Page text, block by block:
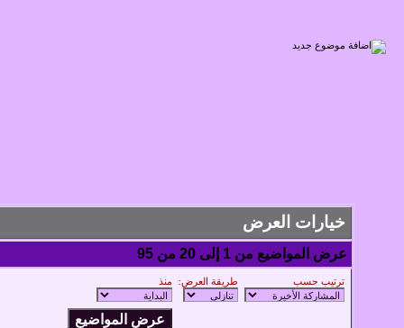
خيارات العرض
عرض المواضيع من 1 إلى 20 من 95
ترتيب حسب طريقة العرض: منذ